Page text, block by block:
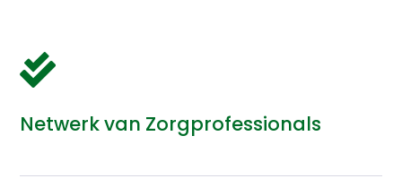

Netwerk van Zorgprofessionals